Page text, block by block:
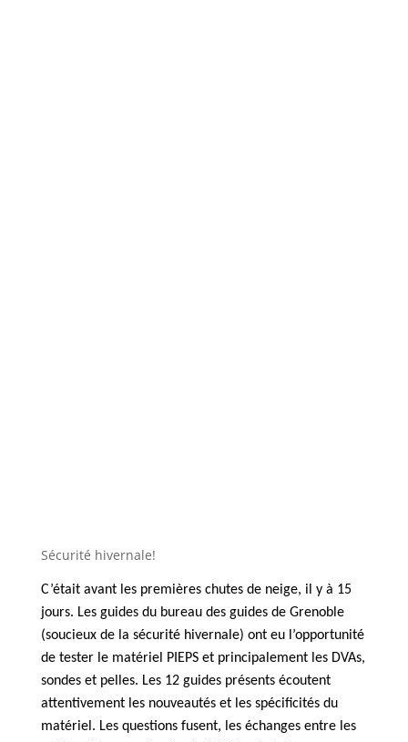
Sécurité hivernale!
C’était avant les premières chutes de neige, il y à 15
jours. Les guides du bureau des guides de Grenoble
(soucieux de la sécurité hivernale) ont eu l’opportunité
de tester le matériel PIEPS et principalement les DVAs,
sondes et pelles. Les 12 guides présents écoutent
attentivement les nouveautés et les spécificités du
matériel. Les questions fusent, les échanges entre les